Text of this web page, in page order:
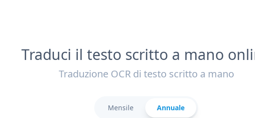
Traduci il testo scritto a mano
Traduzione OCR di testo scritto a mano
Mensile Annuale